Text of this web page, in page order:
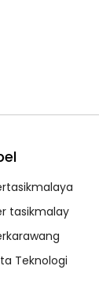
tasikmalay
Teknologi